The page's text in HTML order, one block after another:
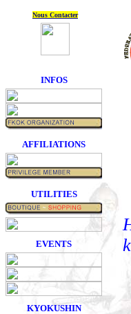
Nous Contacter
INFOS
AFFILIATIONS
UTILITIES
EVENTS
KYOKUSHIN